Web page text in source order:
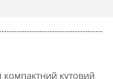
кутовий